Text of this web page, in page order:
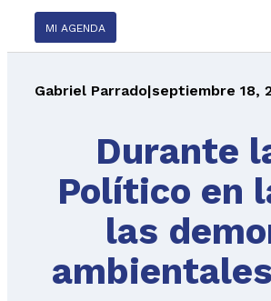
MI AGENDA
Gabriel Parrado|septiembre 18,
Durante
Político en
las